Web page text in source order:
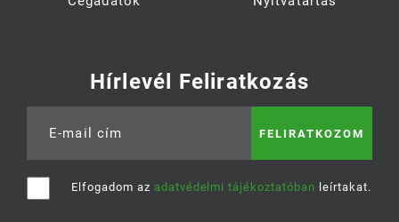
Hírlevél Feliratkozás
E-mail cím
Elfogadom az adatvédelmi tájékoztatóban leírtakat.